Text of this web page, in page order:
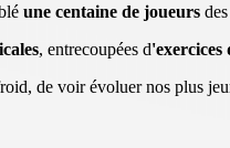
une centaine de joueurs
, entrecoupées d'exercices
de voir évoluer nos plus